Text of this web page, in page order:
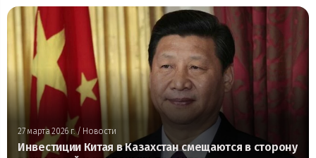
27 марта 2026 г./ Новости
Инвестиции Китая в Казахстан смещаются в сторону